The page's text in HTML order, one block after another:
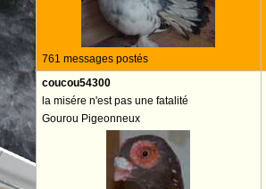
761 messages postés
coucou54300
la misére n'est pas une fatalité
Gourou Pigeonneux